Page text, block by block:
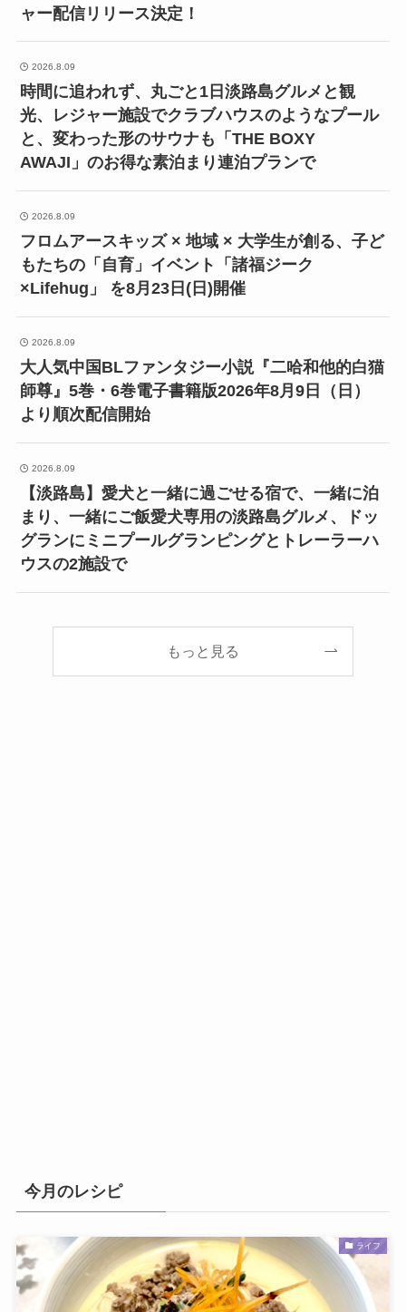
ャー配信リリース決定！
2026.8.09
時間に追われず、丸ごと1日淡路島グルメと観
光、レジャー施設でクラブハウスのようなプール
と、変わった形のサウナも「THE BOXY
AWAJI」のお得な素泊まり連泊プランで
2026.8.09
フロムアースキッズ × 地域 × 大学生が創る、子ど
もたちの「自育」イベント「諸福ジーク
×Lifehug」 を8月23日(日)開催
2026.8.09
大人気中国BLファンタジー小説『二哈和他的白猫
師尊』5巻・6巻電子書籍版2026年8月9日（日）
より順次配信開始
2026.8.09
【淡路島】愛犬と一緒に過ごせる宿で、一緒に泊
まり、一緒にご飯愛犬専用の淡路島グルメ、ドッ
グランにミニプールグランピングとトレーラーハ
ウスの2施設で
もっと見る
今月のレシピ
ライフ